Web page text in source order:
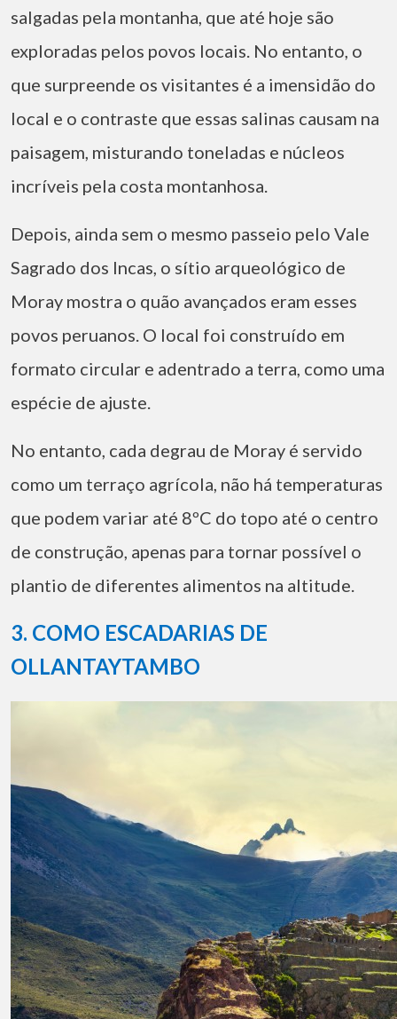
salgadas pela montanha, que até hoje são
exploradas pelos povos locais. No entanto, o
que surpreende os visitantes é a imensidão do
local e o contraste que essas salinas causam na
paisagem, misturando toneladas e núcleos
incríveis pela costa montanhosa.
Depois, ainda sem o mesmo passeio pelo Vale
Sagrado dos Incas, o sítio arqueológico de
Moray mostra o quão avançados eram esses
povos peruanos. O local foi construído em
formato circular e adentrado a terra, como uma
espécie de ajuste.
No entanto, cada degrau de Moray é servido
como um terraço agrícola, não há temperaturas
que podem variar até 8ºC do topo até o centro
de construção, apenas para tornar possível o
plantio de diferentes alimentos na altitude.
3. COMO ESCADARIAS DE
OLLANTAYTAMBO